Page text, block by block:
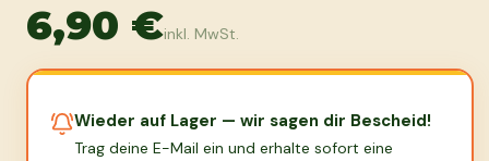
6,90 €inkl. MwSt.
Wieder auf Lager — wir sagen dir Bescheid!
Trag deine E-Mail ein und erhalte sofort eine